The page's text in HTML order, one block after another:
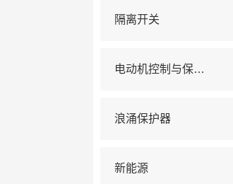
隔离开关
电动机控制与保护电器
浪涌保护器
新能源